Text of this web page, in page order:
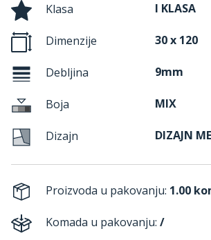
Klasa I KLASA
Dimenzije 30 x 120
Debljina 9mm
Boja MIX
Dizajn DIZAJN
Proizvoda u pakovanju: 1.00
Komada u pakovanju: /